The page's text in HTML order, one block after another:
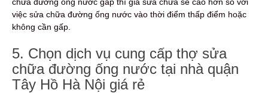
việc sửa chữa đường ống nước vào thời điểm thấp điểm hoặc
không cần gấp.
5. Chọn dịch vụ cung cấp thợ sửa
chữa đường ống nước tại nhà quận
Tây Hồ Hà Nội giá rẻ